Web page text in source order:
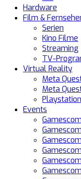
Hardware
Film &
Serien
Kino Filme
Streaming
TV-
Virtual Reality
Meta
Meta
Events